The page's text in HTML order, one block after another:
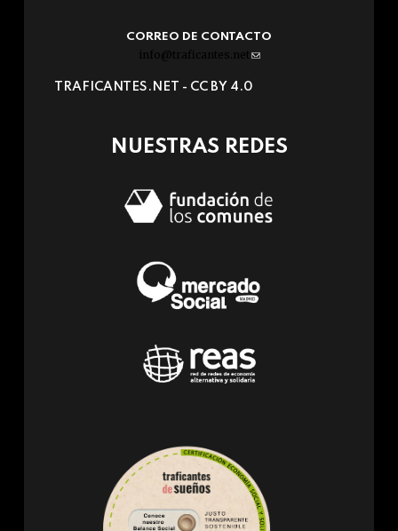
CORREO DE CONTACTO
info@traficantes.net (link
e-
TRAFICANTES.NET - CC BY 4.0
NUESTRAS REDES